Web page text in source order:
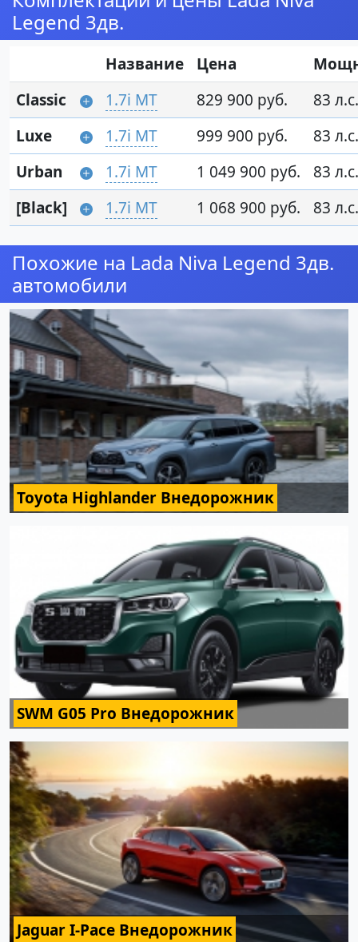
Legend 3дв.
Название Цена
Classic
1.7i MT 829 900 руб.
83 л.с.
Luxe
1.7i MT 999 900 руб.
83 л.с.
Urban
1.7i MT 1 049 900 руб.
83 л.с.
[Black]
1.7i MT 1 068 900 руб. 83 л.с.
Похожие на Lada Niva Legend 3дв.
автомобили
Toyota Highlander Внедорожник
SWM G05 Pro Внедорожник
Jaguar I-Pace Внедорожник